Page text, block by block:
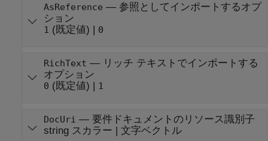
AsReference — 参照としてインポートするオプ
ション
1 (既定値) | 0
RichText — リッチ テキストでインポートする
オプション
0 (既定値) | 1
DocUri — 要件ドキュメントのリソース識別子
string スカラー | 文字ベクトル